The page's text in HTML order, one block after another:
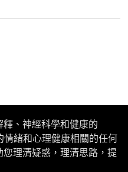
、神經科學和健康的
緒和心理健康相關的任何
理清疑惑，理清思路，提